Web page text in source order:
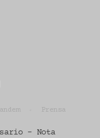
Prensa
– Nota